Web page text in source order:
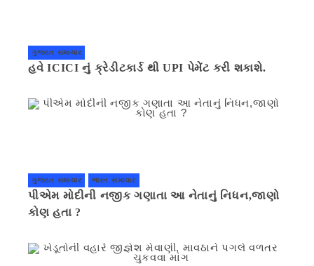
ગુજરાત સમાચાર
હવે ICICI નું ક્રેડીટકાર્ડ થી UPI પેમેંટ કરી શકાશે.
ગુજરાત સમાચાર ભારત સમાચાર
પીએમ મોદીની નજીક ગણાતા આ નેતાનું નિધન,જાણો
કોણ હતા ?